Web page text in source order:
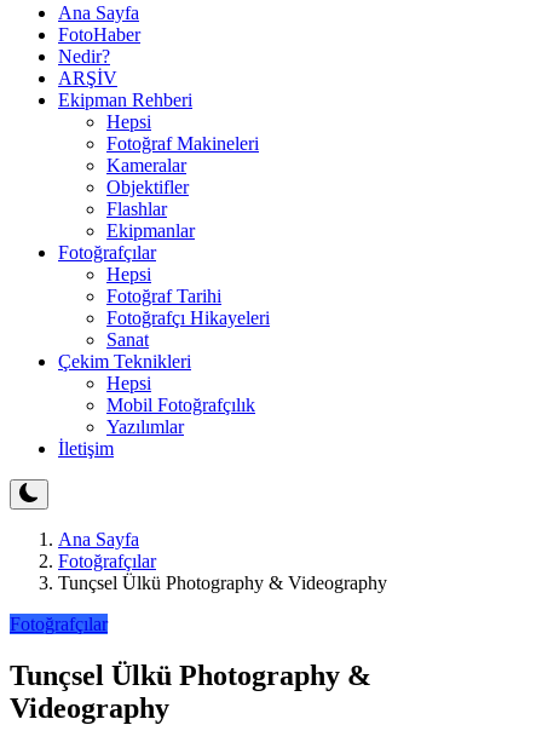
Ana Sayfa
FotoHaber
Nedir?
ARŞİV
Ekipman Rehberi
Hepsi
Fotoğraf Makineleri
Kameralar
Objektifler
Flashlar
Ekipmanlar
Fotoğrafçılar
Hepsi
Fotoğraf Tarihi
Fotoğrafçı Hikayeleri
Sanat
Çekim Teknikleri
Hepsi
Mobil Fotoğrafçılık
Yazılımlar
İletişim
Ana Sayfa
Fotoğrafçılar
Tunçsel Ülkü Photography & Videography
Fotoğrafçılar
Tunçsel Ülkü Photography &
Videography